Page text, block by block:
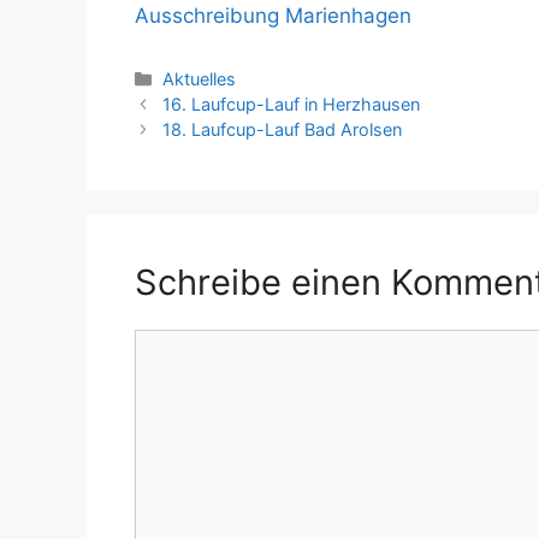
Ausschreibung Marienhagen
Kategorien
Aktuelles
16. Laufcup-Lauf in Herzhausen
18. Laufcup-Lauf Bad Arolsen
Schreibe einen